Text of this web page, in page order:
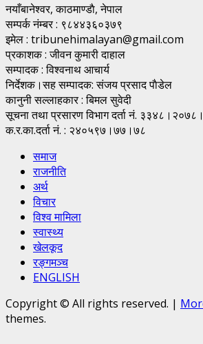
नयाँबानेश्वर, काठमाण्डाै, नेपाल
सम्पर्क नंम्बर : ९८४४३६०३७९
इमेल : tribunehimalayan@gmail.com
प्रकाशक : जीवन कुमारी दाहाल
सम्पादक : विश्वनाथ आचार्य
निर्देशक।सह सम्पादक: संजय प्रसाद पाैडेल
कानुनी सल्लाहकार : बिमल सुवेदी
सूचना तथा प्रसारण विभाग दर्ता नं.
क.र.का.दर्ता नं. : २४०५९७।७७।७८
समाज
राजनीति
अर्थ
विचार
विश्व मामिला
स्वास्थ्य
खेलकूद
रङ्गमञ्च
ENGLISH
Copyright © All rights reserved. |
themes.